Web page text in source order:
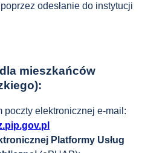
odesłanie do instytucji
mieszkańców
:
poczty elektronicznej e-mail:
Platformy Usług